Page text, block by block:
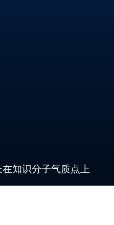
知识分子气质点上